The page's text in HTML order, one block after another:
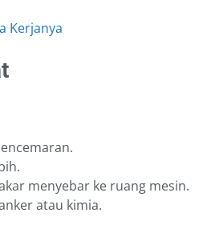
Kerjanya
menyebar ke ruang mesin.
atau kimia.